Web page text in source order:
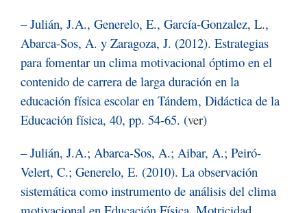
– Julián, J.A., Generelo, E., García-Gonzalez, L.,
Abarca-Sos, A. y Zaragoza, J. (2012). Estrategias
para fomentar un clima motivacional óptimo en el
contenido de carrera de larga duración en la
educación física escolar en Tándem, Didáctica de la
Educación física, 40, pp. 54-65. (ver)
– Julián, J.A.; Abarca-Sos, A.; Aibar, A.; Peiró-
Velert, C.; Generelo, E. (2010). La observación
sistemática como instrumento de análisis del clima